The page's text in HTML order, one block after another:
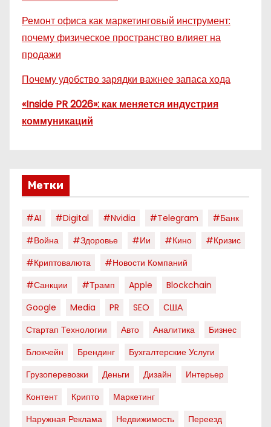
Ремонт офиса как маркетинговый инструмент:
почему физическое пространство влияет на
продажи
Почему удобство зарядки важнее запаса хода
«Inside PR 2026»: как меняется индустрия
коммуникаций
Метки
#AI #digital #nvidia #telegram
#банк
#война
#здоровье #ии #кино
#кризис
#криптовалюта
#новости Компаний
#санкции
#трамп Apple
Blockchain
Google
Media PR SEO
США
Стартап Технологии
Авто Аналитика
Бизнес
Блокчейн
Брендинг
Бухгалтерские Услуги
Грузоперевозки
Деньги Дизайн
Интерьер
Контент
Крипто
Маркетинг
Наружная Реклама
Недвижимость
Переезд